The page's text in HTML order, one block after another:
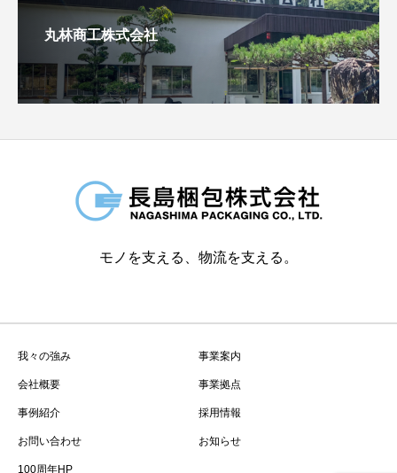
丸林商工株式会社
モノを支える、物流を支える。
我々の強み 事業案内
会社概要 事業拠点
事例紹介 採用情報
お問い合わせ お知らせ
100周年HP